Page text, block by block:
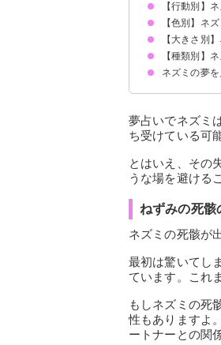
ネズミに追
ネズミに噛
大量のねず
ねずみが走
ねずみが逃
ねずみの死
ねずみが猫
ねずみと蛇
【行動別】
ネズミを追
ねずみを捕
ねずみを踏
ねずみを食
ねずみを駆
ねずみを助
ネズミを飼
ネズミと話
ネズミにな
【色別】ネ
白いネズミ
灰色のねず
黒いねずみ
茶色いねず
【大きさ別
大きいネズ
小さいねず
赤ちゃんの
【種類別】
ハリネズミ
ドブネズミ
ネズミの夢
夢占いでネズミ
ち受けている可
とはいえ、その
うな場を避ける
ねずみの死骸
ネズミの死骸が
最初は驚いてし
ています。これ
もしネズミの死
性もありますよ
ートナーとの関